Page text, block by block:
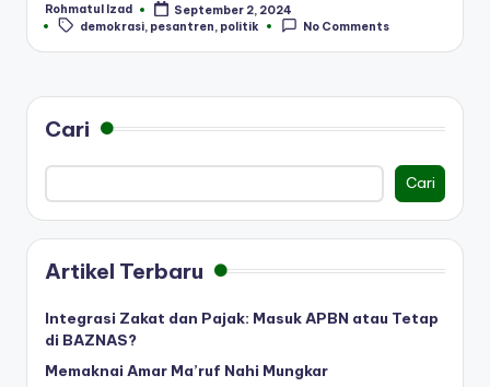
Posted
by
Rohmatul Izad September 2, 2024
Tags:
demokrasi, pesantren, politik No Comments
Cari
Cari
Artikel Terbaru
Integrasi Zakat dan Pajak: Masuk APBN atau Tetap
di BAZNAS?
Memaknai Amar Ma’ruf Nahi Mungkar